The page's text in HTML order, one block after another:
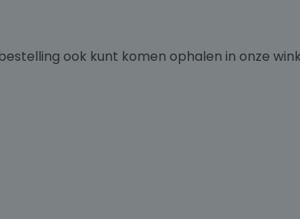
ook kunt komen ophalen in onze